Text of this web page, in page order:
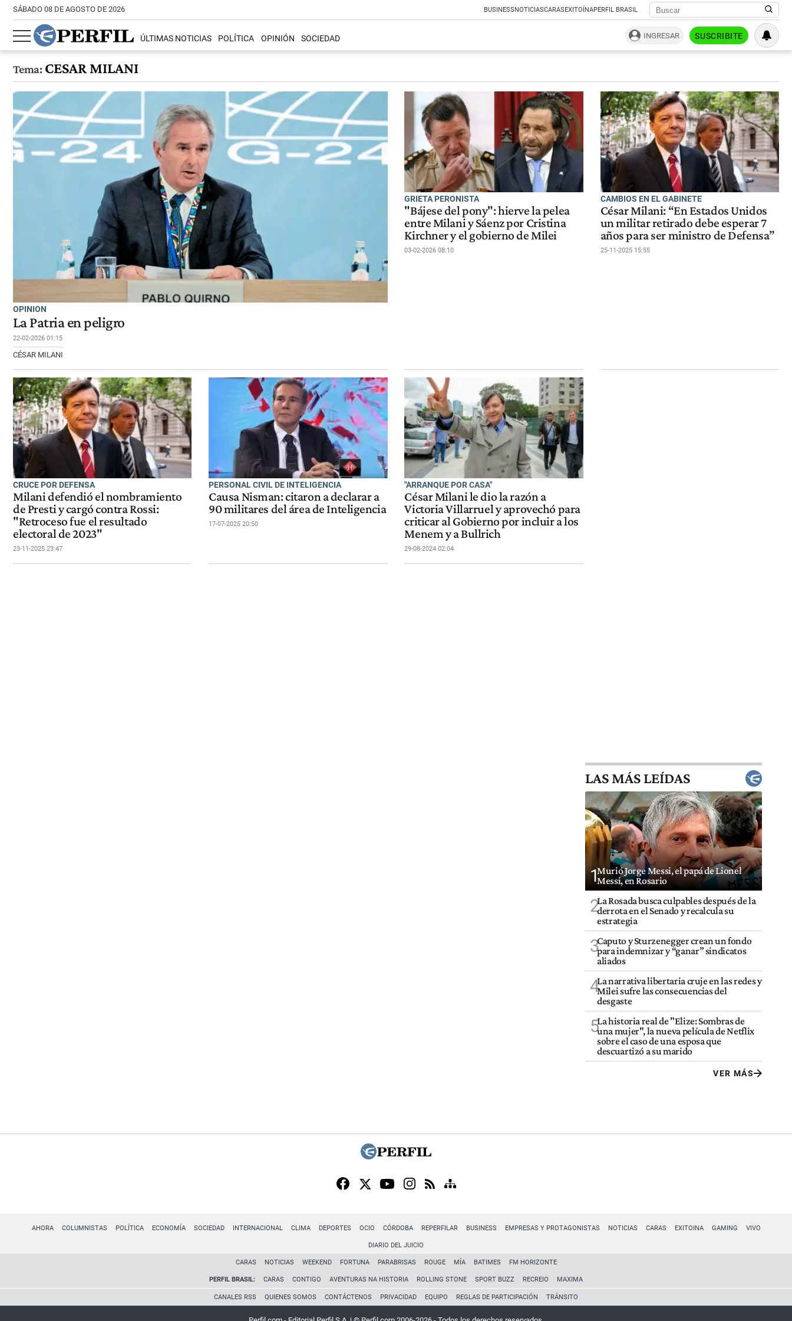
SÁBADO 08 DE AGOSTO DE 2026 BUSINESSNOTICIASCARASEXITOÍNAPERFIL BRASIL
ÚLTIMAS NOTICIAS POLÍTICA OPINIÓN SOCIEDAD INGRESAR SUSCRIBITE
Tema:CESAR MILANI
OPINION
La Patria en peligro
22-02-2026 01:15
CÉSAR MILANI
GRIETA PERONISTA
"Bájese del pony": hierve la pelea
entre Milani y Sáenz por Cristina
Kirchner y el gobierno de Milei
03-02-2026 08:10
CAMBIOS EN EL GABINETE
César Milani: “En Estados Unidos
un militar retirado debe esperar 7
años para ser ministro de Defensa”
25-11-2025 15:55
CRUCE POR DEFENSA
Milani defendió el nombramiento
de Presti y cargó contra Rossi:
"Retroceso fue el resultado
electoral de 2023"
23-11-2025 23:47
PERSONAL CIVIL DE INTELIGENCIA
Causa Nisman: citaron a declarar a
90 militares del área de Inteligencia
17-07-2025 20:50
"ARRANQUE POR CASA"
César Milani le dio la razón a
Victoria Villarruel y aprovechó para
criticar al Gobierno por incluir a los
Menem y a Bullrich
29-08-2024 02:04
LAS MÁS LEÍDAS
1Murió Jorge Messi, el papá de Lionel
Messi, en Rosario
2La Rosada busca culpables después de la
derrota en el Senado y recalcula su
estrategia
3Caputo y Sturzenegger crean un fondo
para indemnizar y “ganar” sindicatos
aliados
4La narrativa libertaria cruje en las redes y
Milei sufre las consecuencias del
desgaste
5La historia real de "Elize: Sombras de
una mujer", la nueva película de Netflix
sobre el caso de una esposa que
descuartizó a su marido
VER MÁS
AHORA COLUMNISTAS POLÍTICA ECONOMÍA SOCIEDAD INTERNACIONAL CLIMA DEPORTES OCIO CÓRDOBA REPERFILAR BUSINESS EMPRESAS Y PROTAGONISTAS NOTICIAS CARAS EXITOINA GAMING VIVO
DIARIO DEL JUICIO
CARAS NOTICIAS WEEKEND FORTUNA PARABRISAS ROUGE MÍA BATIMES FM HORIZONTE
PERFIL BRASIL: CARAS CONTIGO AVENTURAS NA HISTORIA ROLLING STONE SPORT BUZZ RECREIO MAXIMA
CANALES RSS QUIENES SOMOS CONTÁCTENOS PRIVACIDAD EQUIPO REGLAS DE PARTICIPACIÓN TRÁNSITO